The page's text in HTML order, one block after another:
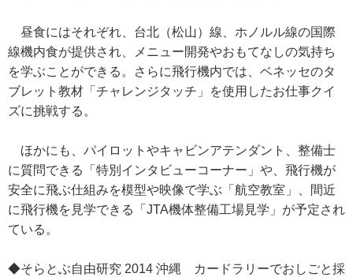
昼食にはそれぞれ、台北（松山）線、ホノルル線の国際
線機内食が提供され、メニュー開発やおもてなしの気持ち
を学ぶことができる。さらに飛行機内では、ベネッセのタ
ブレット教材「チャレンジタッチ」を使用したお仕事クイ
ズに挑戦する。
ほかにも、パイロットやキャビンアテンダント、整備士
に質問できる「特別インタビューコーナー」や、飛行機が
安全に飛ぶ仕組みを模型や映像で学ぶ「航空教室」、間近
に飛行機を見学できる「JTA機体整備工場見学」が予定され
ている。
◆そらとぶ自由研究 2014 沖縄 カードラリーでおしごと採